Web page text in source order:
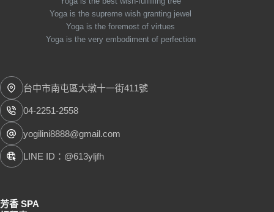
Yoga is the supreme wish granting jewel
Yoga is the foremost of virtues
Yoga is the very embodiment of perfection
台中市南屯區大墩十一街411號
04-2251-2558
yogilini8888@gmail.com
LINE ID：@613yljfh
芳香 SPA